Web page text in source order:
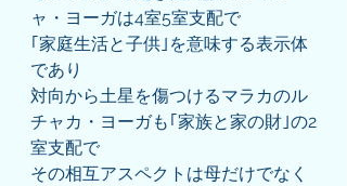
ャ・ヨーガは4室5室支配で
｢家庭生活と子供｣を意味する表示体
であり
対向から土星を傷つけるマラカのル
チャカ・ヨーガも｢家族と家の財｣の2
室支配で
その相互アスペクトは母だけでなく